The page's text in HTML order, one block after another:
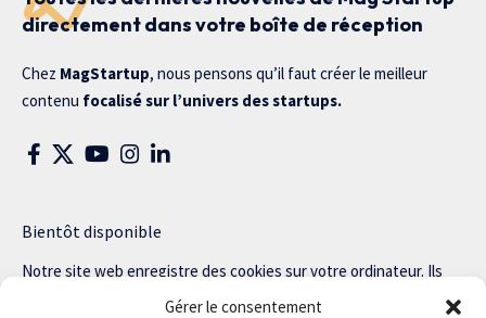
Gérer le consentement
directement dans votre boîte de réception
Chez MagStartup, nous pensons qu’il faut créer le meilleur
contenu focalisé sur l’univers des startups.
Bientôt disponible
Notre site web enregistre des cookies sur votre ordinateur. Ils
nous permettent de nous souvenir de vous et de personnaliser